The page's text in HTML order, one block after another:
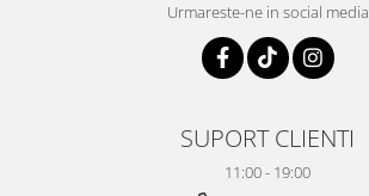
Urmareste-ne in social media
SUPORT CLIENTI
11:00 - 19:00